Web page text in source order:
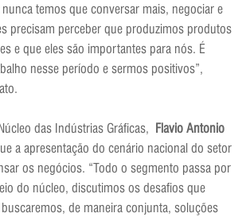
temos que conversar mais, negociar e
precisam perceber que produzimos produtos
e que eles são importantes para nós. É
nesse período e sermos positivos”,
das Indústrias Gráficas, Flavio Antonio
a apresentação do cenário nacional do setor
os negócios. “Todo o segmento passa por
do núcleo, discutimos os desafios que
de maneira conjunta, soluções